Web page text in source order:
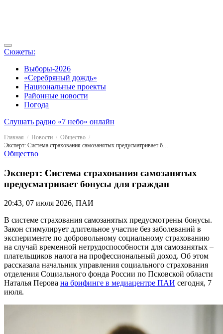
Сюжеты:
Выборы-2026
«Серебряный дождь»
Национальные проекты
Районные новости
Погода
Слушать радио «7 небо» онлайн
Главная Новости
Общество
Эксперт: Система страхования самозанятых предусматривает бонусы для граждан
Общество
Эксперт: Система страхования самозанятых
предусматривает бонусы для граждан
20:43, 07 июля 2026, ПАИ
В системе страхования самозанятых предусмотрены бонусы.
Закон стимулирует длительное участие без заболеваний в
эксперименте по добровольному социальному страхованию
на случай временной нетрудоспособности для самозанятых –
плательщиков налога на профессиональный доход. Об этом
рассказала начальник управления социального страхования
отделения Социального фонда России по Псковской области
Наталья Перова на брифинге в медиацентре ПАИ сегодня, 7
июля.